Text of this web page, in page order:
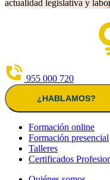
actualidad legislativa y
955 000 720
¿HABLAMOS?
Formación online
Formación presencial
Talleres
Certificados